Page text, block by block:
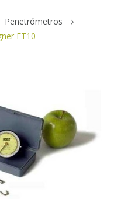
Penetrómetros
FT10